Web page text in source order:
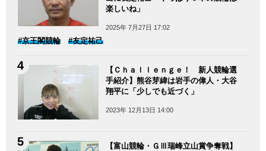
楽しいね」
2025年 7月27日 17:02
#京王閣競輪 #友定祐己
【Ｃｈａｌｌｅｎｇｅ！ 新人競輪選
手紹介】熊谷芽緯は岩手の偉人・大谷
翔平に「少しでも近づく」
2023年 12月13日 14:00
【富山競輪・ＧⅢ瑞峰立山賞争奪戦】